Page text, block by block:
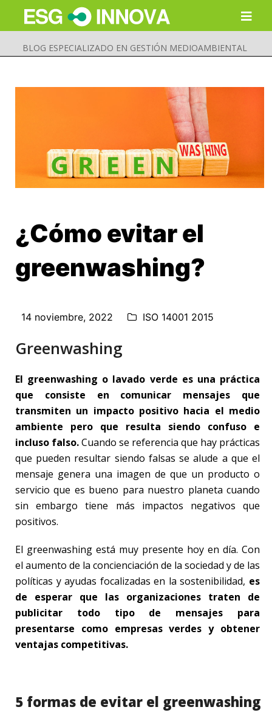
BLOG ESPECIALIZADO EN GESTIÓN MEDIOAMBIENTAL
Buscar Enviar
¿Cómo evitar el
greenwashing?
14 noviembre, 2022 ISO 14001 2015
Greenwashing
El greenwashing o lavado verde es una práctica
que consiste en comunicar mensajes que
transmiten un impacto positivo hacia el medio
ambiente pero que resulta siendo confuso e
incluso falso.Cuando se referencia que hay prácticas
que pueden resultar siendo falsas se alude a que el
mensaje genera una imagen de que un producto o
servicio que es bueno para nuestro planeta cuando
sin embargo tiene más impactos negativos que
positivos.
El greenwashing está muy presente hoy en día. Con
el aumento de la concienciación de la sociedad y de las
políticas y ayudas focalizadas en la sostenibilidad, es
de esperar que las organizaciones traten de
publicitar todo tipo de mensajes para
presentarse como empresas verdes y obtener
ventajas competitivas.
5 formas de evitar el greenwashing